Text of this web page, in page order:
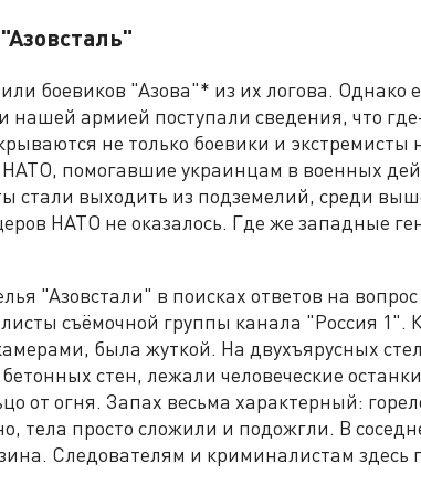
боевиков "Азова"* из их логова. Однако
нашей армией поступали сведения, что
не только боевики и экстремисты
помогавшие украинцам в военных
стали выходить из подземелий, среди
НАТО не оказалось. Где же западные
"Азовстали" в поисках ответов на вопрос
съёмочной группы канала "Россия 1".
была жуткой. На двухъярусных
стен, лежали человеческие
от огня. Запах весьма характерный:
тела просто сложили и подожгли. В
Следователям и криминалистам здесь